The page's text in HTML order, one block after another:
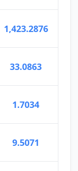
1,423.2876
33.0863
1.7034
9.5071